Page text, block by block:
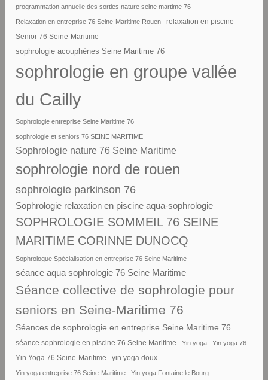
programmation annuelle des sorties nature seine martime 76
Relaxation en entreprise 76 Seine-Maritime Rouen relaxation en piscine
Senior 76 Seine-Maritime
sophrologie acouphènes Seine Maritime 76
sophrologie en groupe vallée
du Cailly
Sophrologie entreprise Seine Maritime 76
sophrologie et seniors 76 SEINE MARITIME
Sophrologie nature 76 Seine Maritime
sophrologie nord de rouen
sophrologie parkinson 76
Sophrologie relaxation en piscine aqua-sophrologie
SOPHROLOGIE SOMMEIL 76 SEINE
MARITIME CORINNE DUNOCQ
Sophrologue Spécialisation en entreprise 76 Seine Maritime
séance aqua sophrologie 76 Seine Maritime
Séance collective de sophrologie pour
seniors en Seine-Maritime 76
Séances de sophrologie en entreprise Seine Maritime 76
séance sophrologie en piscine 76 Seine Maritime Yin yoga Yin yoga 76
Yin Yoga 76 Seine-Maritime yin yoga doux
Yin yoga entreprise 76 Seine-Maritime Yin yoga Fontaine le Bourg